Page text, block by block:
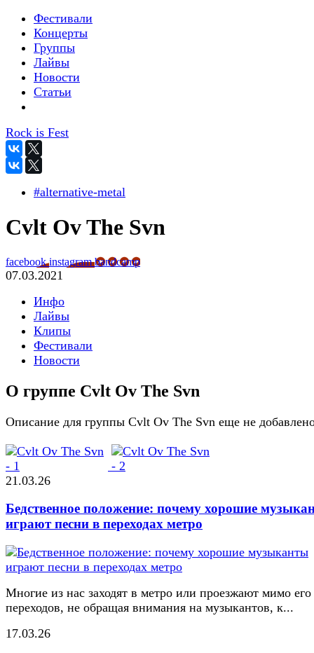
Фестивали
Концерты
Группы
Лайвы
Новости
Статьи
Rock is Fest
#alternative-metal
Cvlt Ov The Svn
facebookinstagrambandcamp
07.03.2021
Инфо
Лайвы
Клипы
Фестивали
Новости
О группе Cvlt Ov The Svn
Описание для группы Cvlt Ov The Svn еще не
21.03.26
Бедственное положение: почему хорошие
играют песни в переходах метро
Многие из нас заходят в метро или проезжают мимо его
переходов, не обращая внимания на музыкантов, к...
17.03.26